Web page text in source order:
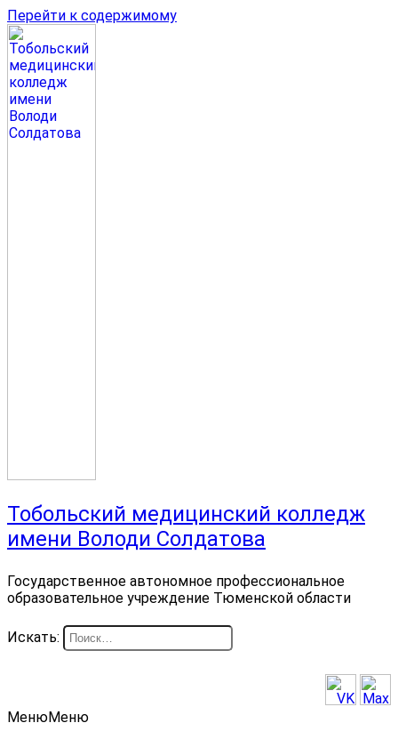
Перейти к содержимому
Тобольский медицинский колледж
имени Володи Солдатова
Государственное автономное профессиональное
образовательное учреждение Тюменской области
Искать:
МенюМеню